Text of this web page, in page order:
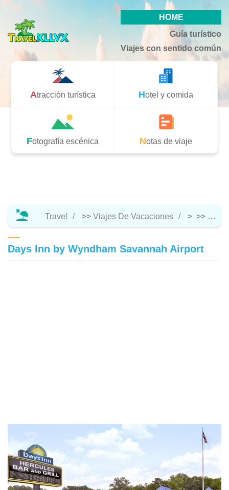
HOME
Guía turístico
Viajes con sentido común
Atracción turística Hotel y comida
Fotografía escénica Notas de viaje
Travel >> Viajes De Vacaciones > >>
Days Inn by Wyndham Savannah Airport